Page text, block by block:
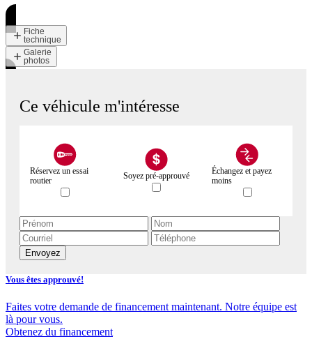
Fiche
technique
Galerie
photos
Ce véhicule m'intéresse
Réservez un essai
routier
Soyez pré-approuvé
Échangez et payez
moins
Envoyez
Vous êtes approuvé!
Faites votre demande de financement maintenant. Notre équipe est
là pour vous.
Obtenez du financement